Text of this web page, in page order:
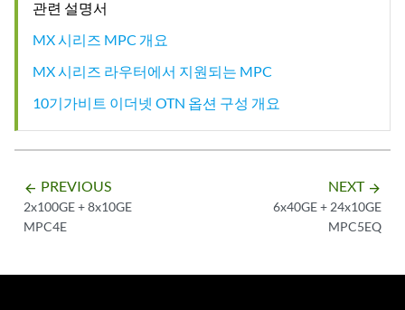
관련 설명서
MX 시리즈 MPC 개요
MX 시리즈 라우터에서 지원되는 MPC
10기가비트 이더넷 OTN 옵션 구성 개요
arrow_backward PREVIOUS
2x100GE + 8x10GE
MPC4E
NEXT arrow_forward
6x40GE + 24x10GE
MPC5EQ